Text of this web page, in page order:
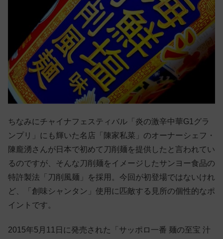
ちなみにチャイナフェスティバル「炎の激辛中華G1グラ
ンプリ」にも輝いた名店「陳家私菜」のオーナーシェフ・
陳龐湧さんが日本で初めて刀削麺を提供したと言われてい
るのですが、そんな刀削麺をイメージしたサンヨー食品の
特許製法「刀削風麺」を採用。今回が初登場ではないけれ
ど、「創味シャンタン」使用に匹敵する見所の個性的なポ
イントです。
2015年5月11日に発売された「サッポロ一番 麺の至宝 汁